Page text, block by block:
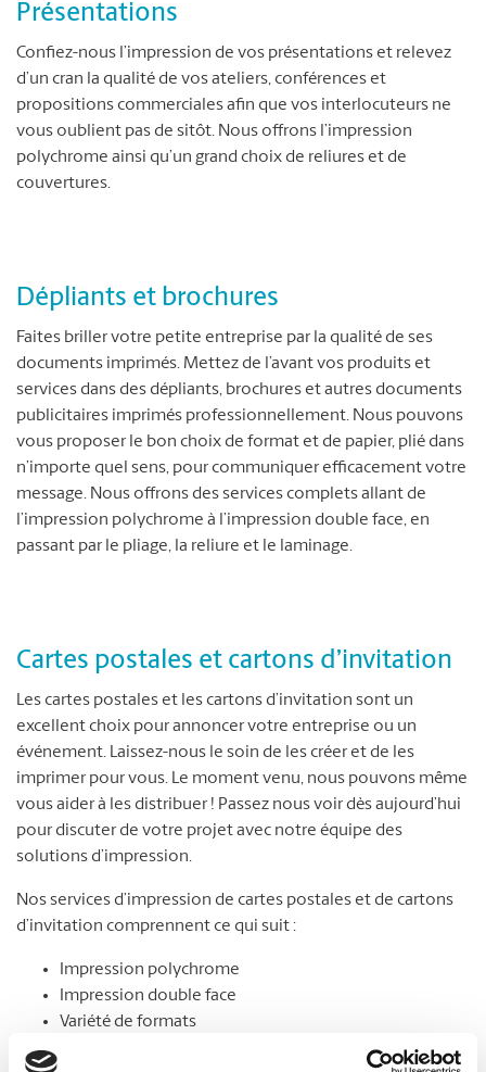
Présentations
Confiez-nous l’impression de vos présentations et relevez
d’un cran la qualité de vos ateliers, conférences et
propositions commerciales afin que vos interlocuteurs ne
vous oublient pas de sitôt. Nous offrons l’impression
polychrome ainsi qu’un grand choix de reliures et de
couvertures.
Dépliants et brochures
Faites briller votre petite entreprise par la qualité de ses
documents imprimés. Mettez de l’avant vos produits et
services dans des dépliants, brochures et autres documents
publicitaires imprimés professionnellement. Nous pouvons
vous proposer le bon choix de format et de papier, plié dans
n’importe quel sens, pour communiquer efficacement votre
message. Nous offrons des services complets allant de
l’impression polychrome à l’impression double face, en
passant par le pliage, la reliure et le laminage.
Cartes postales et cartons d’invitation
Les cartes postales et les cartons d’invitation sont un
excellent choix pour annoncer votre entreprise ou un
événement. Laissez-nous le soin de les créer et de les
imprimer pour vous. Le moment venu, nous pouvons même
vous aider à les distribuer ! Passez nous voir dès aujourd’hui
pour discuter de votre projet avec notre équipe des
solutions d’impression.
Nos services d’impression de cartes postales et de cartons
d’invitation comprennent ce qui suit :
Impression polychrome
Impression double face
Variété de formats